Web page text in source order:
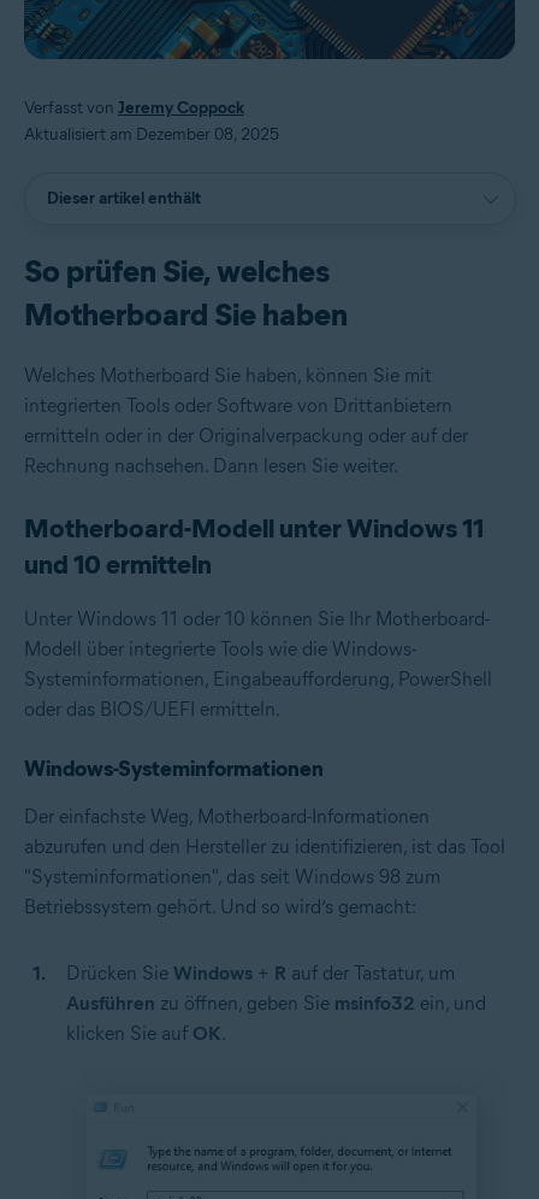
Verfasst von Jeremy Coppock
Aktualisiert am Dezember 08, 2025
Dieser artikel enthält
So prüfen Sie, welches
Motherboard Sie haben
Welches Motherboard Sie haben, können Sie mit
integrierten Tools oder Software von Drittanbietern
ermitteln oder in der Originalverpackung oder auf der
Rechnung nachsehen. Dann lesen Sie weiter.
Motherboard-Modell unter Windows 11
und 10 ermitteln
Unter Windows 11 oder 10 können Sie Ihr Motherboard-
Modell über integrierte Tools wie die Windows-
Systeminformationen, Eingabeaufforderung, PowerShell
oder das BIOS/UEFI ermitteln.
Windows-Systeminformationen
Der einfachste Weg, Motherboard-Informationen
abzurufen und den Hersteller zu identifizieren, ist das Tool
"Systeminformationen", das seit Windows 98 zum
Betriebssystem gehört. Und so wird‘s gemacht:
Drücken Sie Windows + R auf der Tastatur, um
Ausführen zu öffnen, geben Sie msinfo32 ein, und
klicken Sie auf OK.